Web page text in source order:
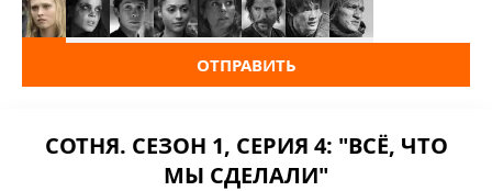
ОТПРАВИТЬ
СОТНЯ. СЕЗОН 1, СЕРИЯ 4: "ВСЁ, ЧТО
МЫ СДЕЛАЛИ"